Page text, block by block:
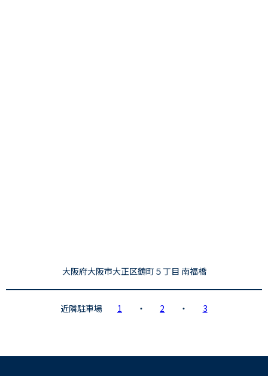
大阪府大阪市大正区鶴町５丁目 南福橋
近隣駐車場 1 ・ 2 ・ 3